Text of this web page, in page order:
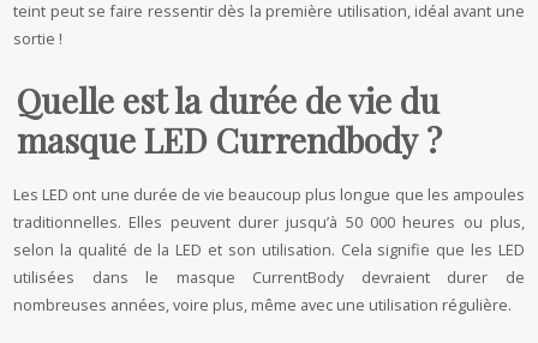
teint peut se faire ressentir dès la première utilisation, idéal avant une
sortie !
Quelle est la durée de vie du
masque LED Currendbody ?
Les LED ont une durée de vie beaucoup plus longue que les ampoules
traditionnelles. Elles peuvent durer jusqu’à 50 000 heures ou plus,
selon la qualité de la LED et son utilisation. Cela signifie que les LED
utilisées dans le masque CurrentBody devraient durer de
nombreuses années, voire plus, même avec une utilisation régulière.